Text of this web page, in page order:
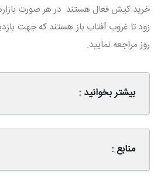
خرید کیش فعال هستند. در هر صورت
زود تا غروب آفتاب باز هستند که جهت
روز مراجعه نمایید.
بیشتر بخوانید :
منابع :